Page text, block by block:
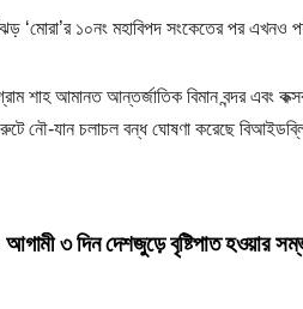
‘মোরা’র ১০নং মহাবিপদ সংকেতের পর এখনও
শাহ আমানত আন্তর্জাতিক বিমান বন্দর এবং
নৌ-যান চলাচল বন্ধ ঘোষণা করেছে
আগামী ৩ দিন দেশজুড়ে বৃষ্টিপাত হওয়ার